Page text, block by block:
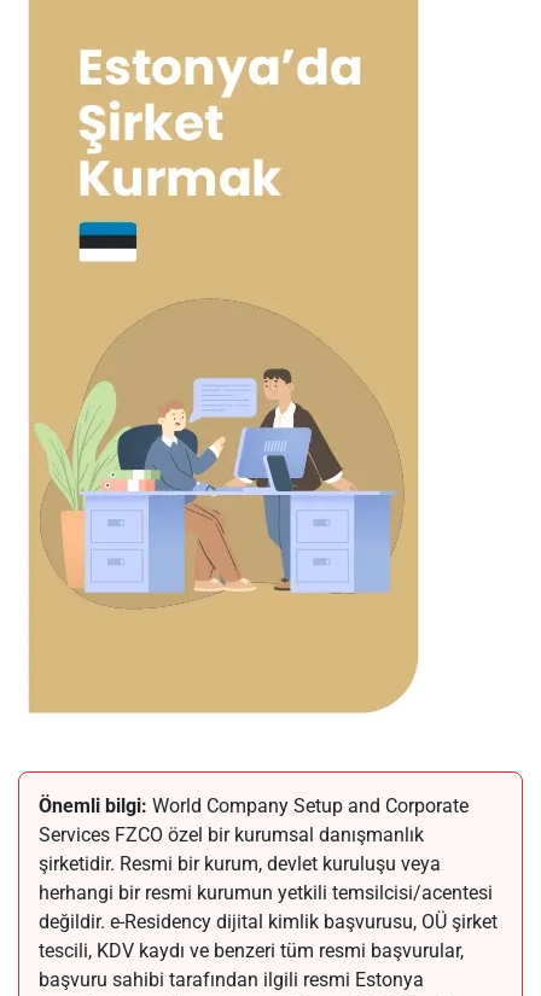
Önemli bilgi: World Company Setup and Corporate
Services FZCO özel bir kurumsal danışmanlık
şirketidir. Resmi bir kurum, devlet kuruluşu veya
herhangi bir resmi kurumun yetkili temsilcisi/acentesi
değildir. e-Residency dijital kimlik başvurusu, OÜ şirket
tescili, KDV kaydı ve benzeri tüm resmi başvurular,
başvuru sahibi tarafından ilgili resmi Estonya